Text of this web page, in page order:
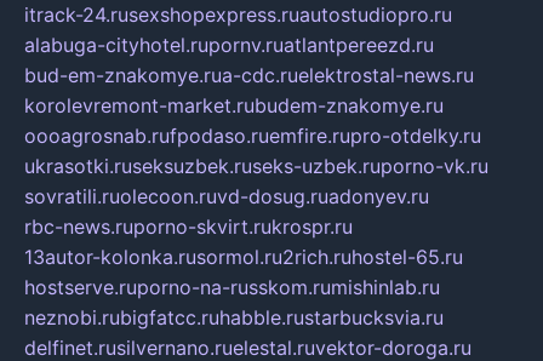
itrack-24.rusexshopexpress.ruautostudiopro.ru
alabuga-cityhotel.rupornv.ruatlantpereezd.ru
bud-em-znakomye.rua-cdc.ruelektrostal-news.ru
korolevremont-market.rubudem-znakomye.ru
oooagrosnab.rufpodaso.ruemfire.rupro-otdelky.ru
ukrasotki.ruseksuzbek.ruseks-uzbek.ruporno-vk.ru
sovratili.ruolecoon.ruvd-dosug.ruadonyev.ru
rbc-news.ruporno-skvirt.rukrospr.ru
13autor-kolonka.rusormol.ru2rich.ruhostel-65.ru
hostserve.ruporno-na-russkom.rumishinlab.ru
neznobi.rubigfatcc.ruhabble.rustarbucksvia.ru
delfinet.rusilvernano.ruelestal.ruvektor-doroga.ru